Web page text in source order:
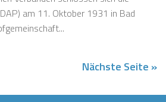
am 11. Oktober 1931 in Bad
Nächste Seite »